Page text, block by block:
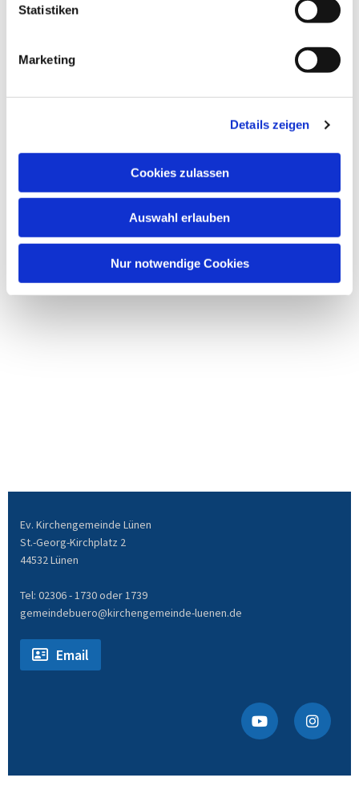
Statistiken
Marketing
Details zeigen
Cookies zulassen
Auswahl erlauben
Nur notwendige Cookies
Ev. Kirchengemeinde Lünen
St.-Georg-Kirchplatz 2
44532 Lünen
Tel: 02306 - 1730 oder 1739
gemeindebuero@kirchengemeinde-luenen.de
Email